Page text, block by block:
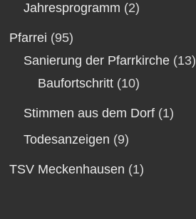
Jahresprogramm (2)
Pfarrei (95)
Sanierung der Pfarrkirche (13)
Baufortschritt (10)
Stimmen aus dem Dorf (1)
Todesanzeigen (9)
TSV Meckenhausen (1)